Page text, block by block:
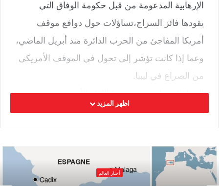
الإرهابية المدعومة من قبل حكومة الوفاق التي
يقودها فائز السراج،تساؤلات حول دوافع موقف
أمريكا المفاجئ من الحرب الدائرة منذ أبريل الماضي،
وعما إذا كانت تؤشر إلى تحول في الموقف الأمريكي
من الصراع في ليبيا.
التساؤلات زاد من غموضها اللقاء الأخير بين حفتر
ووفد أمريكي رفيع المستوى وما سرب عن اللقاء-إن
صح- بأنه تغير من ناحية الموقف الأمريكي خاصة بعد
الدعم الروسي المعلن للجيش الليبي في حربه ضد
الإرهاب والتطرف..
اظهر المزيد
أخبار العالم